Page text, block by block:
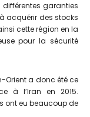
garanties
acquérir des stocks
cette région en la
pour la sécurité
Orient a donc été ce
à l’Iran en 2015.
ont eu beaucoup de